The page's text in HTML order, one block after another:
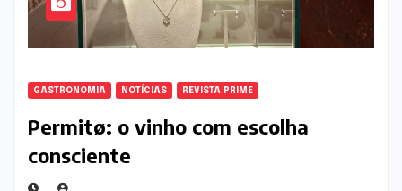
GASTRONOMIA NOTÍCIAS REVISTA PRIME
Permitø: o vinho com escolha
consciente